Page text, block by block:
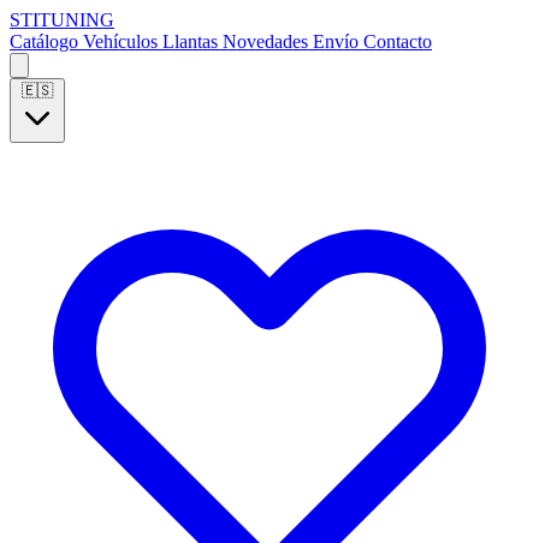
STITUNING
Catálogo Vehículos Llantas Novedades Envío Contacto
🇪🇸